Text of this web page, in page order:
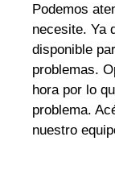
Podemos
necesite. Ya
disponible
problemas.
hora por lo
problema.
nuestro